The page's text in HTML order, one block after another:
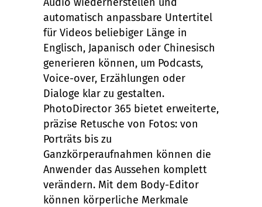
automatisch anpassbare Untertitel
für Videos beliebiger Länge in
Englisch, Japanisch oder Chinesisch
generieren können, um Podcasts,
Voice-over, Erzählungen oder
Dialoge klar zu gestalten.
PhotoDirector 365 bietet erweiterte,
präzise Retusche von Fotos: von
Porträts bis zu
Ganzkörperaufnahmen können die
Anwender das Aussehen komplett
verändern. Mit dem Body-Editor
können körperliche Merkmale